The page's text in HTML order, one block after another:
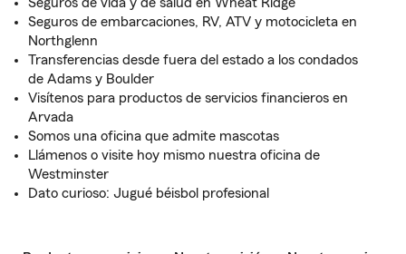
Seguros de embarcaciones, RV, ATV y motocicleta en
Northglenn
Transferencias desde fuera del estado a los condados
de Adams y Boulder
Visítenos para productos de servicios financieros en
Arvada
Somos una oficina que admite mascotas
Llámenos o visite hoy mismo nuestra oficina de
Westminster
Dato curioso: Jugué béisbol profesional